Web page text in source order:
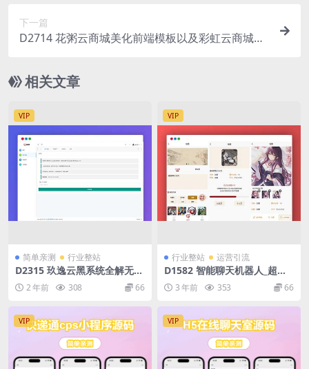
下一篇
D2714 花粥云商城美化前端模板以及彩虹云商城兼
相关文章
VIP
简单亲测 行业整站
D2315 玖逸云黑系统全解无后
门 +搭建教程 v1.3.0
2 年前 308 66
VIP
行业整站 运营引流
D1582 智能聊天机器人_超级A
I_支持自动绘画功能
3 年前 353 66
VIP VIP